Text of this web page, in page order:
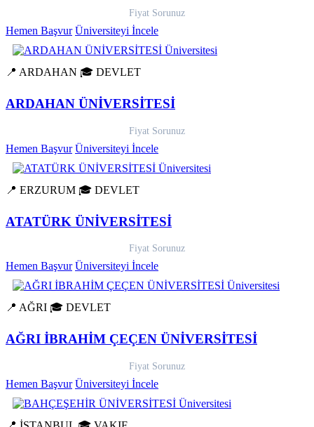
Fiyat Sorunuz
Hemen Başvur Üniversiteyi İncele
📍 ARDAHAN 🎓 DEVLET
ARDAHAN ÜNİVERSİTESİ
Fiyat Sorunuz
Hemen Başvur Üniversiteyi İncele
📍 ERZURUM 🎓 DEVLET
ATATÜRK ÜNİVERSİTESİ
Fiyat Sorunuz
Hemen Başvur Üniversiteyi İncele
📍 AĞRI 🎓 DEVLET
AĞRI İBRAHİM ÇEÇEN ÜNİVERSİTESİ
Fiyat Sorunuz
Hemen Başvur Üniversiteyi İncele